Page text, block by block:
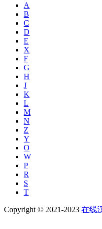
A
B
C
D
E
X
F
G
H
J
K
L
M
N
Z
Y
O
W
P
R
S
T
Copyright © 2021-2023 在线